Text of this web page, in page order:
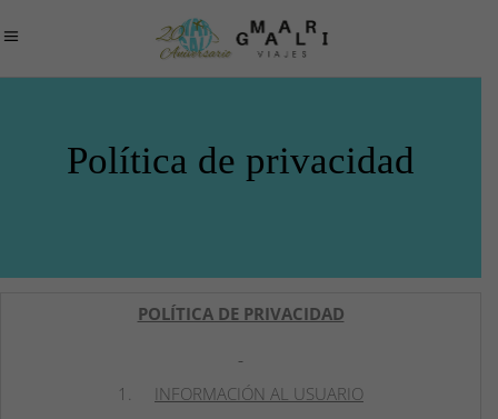
Política de privacidad
POLÍTICA DE PRIVACIDAD
1. INFORMACIÓN AL USUARIO